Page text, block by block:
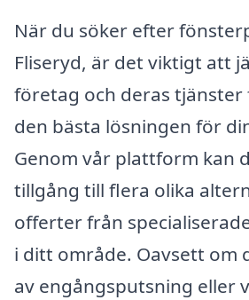
När du söker efter
Fliseryd, är det viktigt att
företag och deras
den bästa lösningen för
Genom vår plattform kan
tillgång till flera olika
offerter från
i ditt område. Oavsett om
av engångsputsning eller